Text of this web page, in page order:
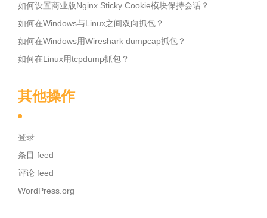
如何设置商业版Nginx Sticky Cookie模块保持会话？
如何在Windows与Linux之间双向抓包？
如何在Windows用Wireshark dumpcap抓包？
如何在Linux用tcpdump抓包？
其他操作
登录
条目 feed
评论 feed
WordPress.org